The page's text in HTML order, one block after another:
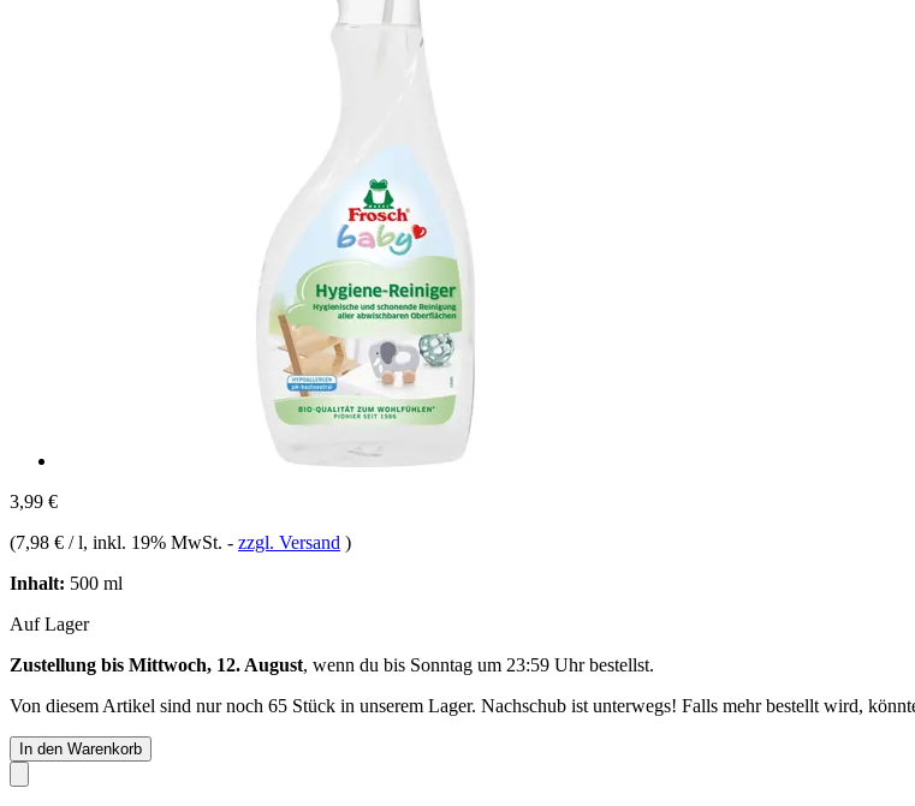
3,99 €
(7,98 € / l, inkl. 19% MwSt. - zzgl. Versand )
Inhalt: 500 ml
Auf Lager
Zustellung bis Mittwoch, 12. August, wenn du bis Sonntag um 23:59 Uhrbestellst.
Von diesem Artikel sind nur noch 65 Stück in unserem Lager. Nachschub ist unterwegs! Falls mehr bestellt wird,
In den Warenkorb